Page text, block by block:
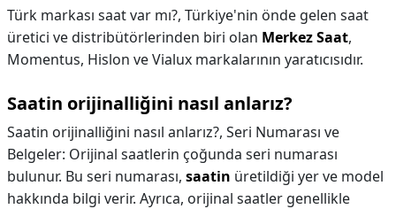
Türk markası saat var mı?, Türkiye'nin önde gelen saat
üretici ve distribütörlerinden biri olan Merkez Saat,
Momentus, Hislon ve Vialux markalarının yaratıcısıdır.
Saatin orijinalliğini nasıl anlarız?
Saatin orijinalliğini nasıl anlarız?, Seri Numarası ve
Belgeler: Orijinal saatlerin çoğunda seri numarası
bulunur. Bu seri numarası, saatin üretildiği yer ve model
hakkında bilgi verir. Ayrıca, orijinal saatler genellikle